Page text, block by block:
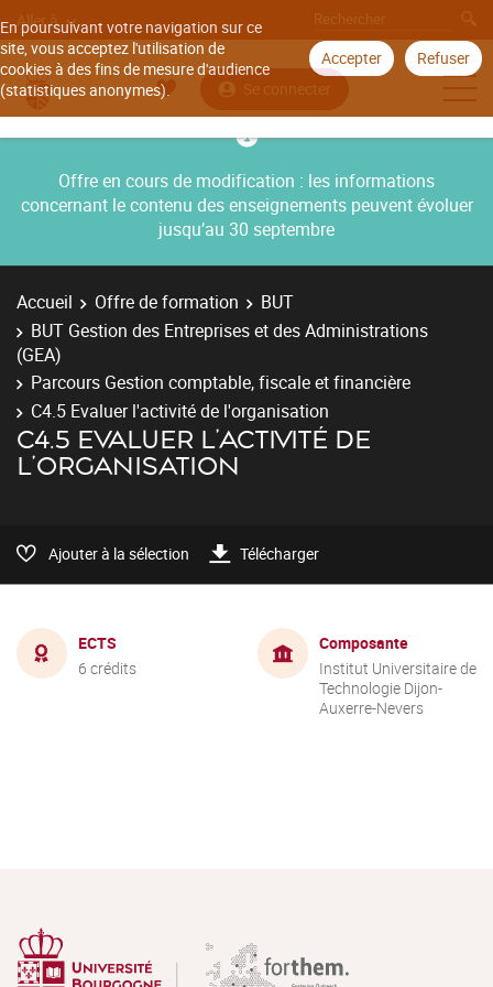
En poursuivant votre navigation sur ce
site, vous acceptez l'utilisation de
cookies à des fins de mesure d'audience
(statistiques anonymes).
Accepter Refuser
Aller à
Se connecter
Offre en cours de modification : les informations
concernant le contenu des enseignements peuvent évoluer
jusqu’au 30 septembre
Accueil Offre de formation
BUT
BUT Gestion des Entreprises et des Administrations
(GEA)
Parcours Gestion comptable, fiscale et financière
C4.5 Evaluer l'activité de l'organisation
C4.5 EVALUER L'ACTIVITÉ DE
L'ORGANISATION
Ajouter à la sélection Télécharger
ECTS
6 crédits
Composante
Institut Universitaire de
Technologie Dijon-
Auxerre-Nevers